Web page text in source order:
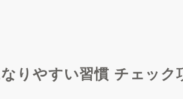
りやすい習慣 チェック